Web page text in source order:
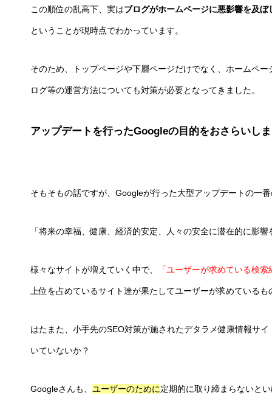
この順位の乱高下、実はブログがホームページに悪影響を及
ということが現時点でわかっています。
そのため、トップページや下層ページだけでなく、ホームペ
ログ等の運営方法についても対策が必要となってきました。
アップデートを行ったGoogleの目的をおさらいし
そもそもの話ですが、Googleが行った大型アップデートの一
「将来の幸福、健康、経済的安定、人々の安全に潜在的に影
様々なサイトが増えていく中で、 「ユーザーが求めている検索
上位を占めているサイト達が果たしてユーザーが求めているも
はたまた、小手先のSEO対策が施されたデタラメ健康情報サ
いていないか？
Googleさんも、 ユーザーのために定期的に取り締まらないと